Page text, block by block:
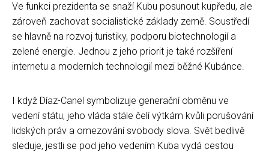
Ve funkci prezidenta se snaží Kubu posunout kupředu, ale
zároveň zachovat socialistické základy země. Soustředí
se hlavně na rozvoj turistiky, podporu biotechnologií a
zelené energie. Jednou z jeho priorit je také rozšíření
internetu a moderních technologií mezi běžné Kubánce.
I když Díaz-Canel symbolizuje generační obměnu ve
vedení státu, jeho vláda stále čelí výtkám kvůli porušování
lidských práv a omezování svobody slova. Svět bedlivě
sleduje, jestli se pod jeho vedením Kuba vydá cestou